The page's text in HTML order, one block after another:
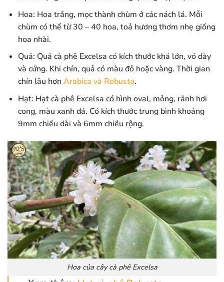
Hoa: Hoa trắng, mọc thành chùm ở các nách lá. Mỗi
chùm có thể từ 30 – 40 hoa, toả hương thơm nhẹ giống
hoa nhài.
Quả: Quả cà phê Excelsa có kích thước khá lớn, vỏ dày
và cứng. Khi chín, quả có màu đỏ hoặc vàng. Thời gian
chín lâu hơn Arabica và Robusta.
Hạt: Hạt cà phê Excelsa có hình oval, mỏng, rãnh hơi
cong, màu xanh đá. Có kích thước trung bình khoảng
9mm chiều dài và 6mm chiều rộng.
Hoa của cây cà phê Excelsa